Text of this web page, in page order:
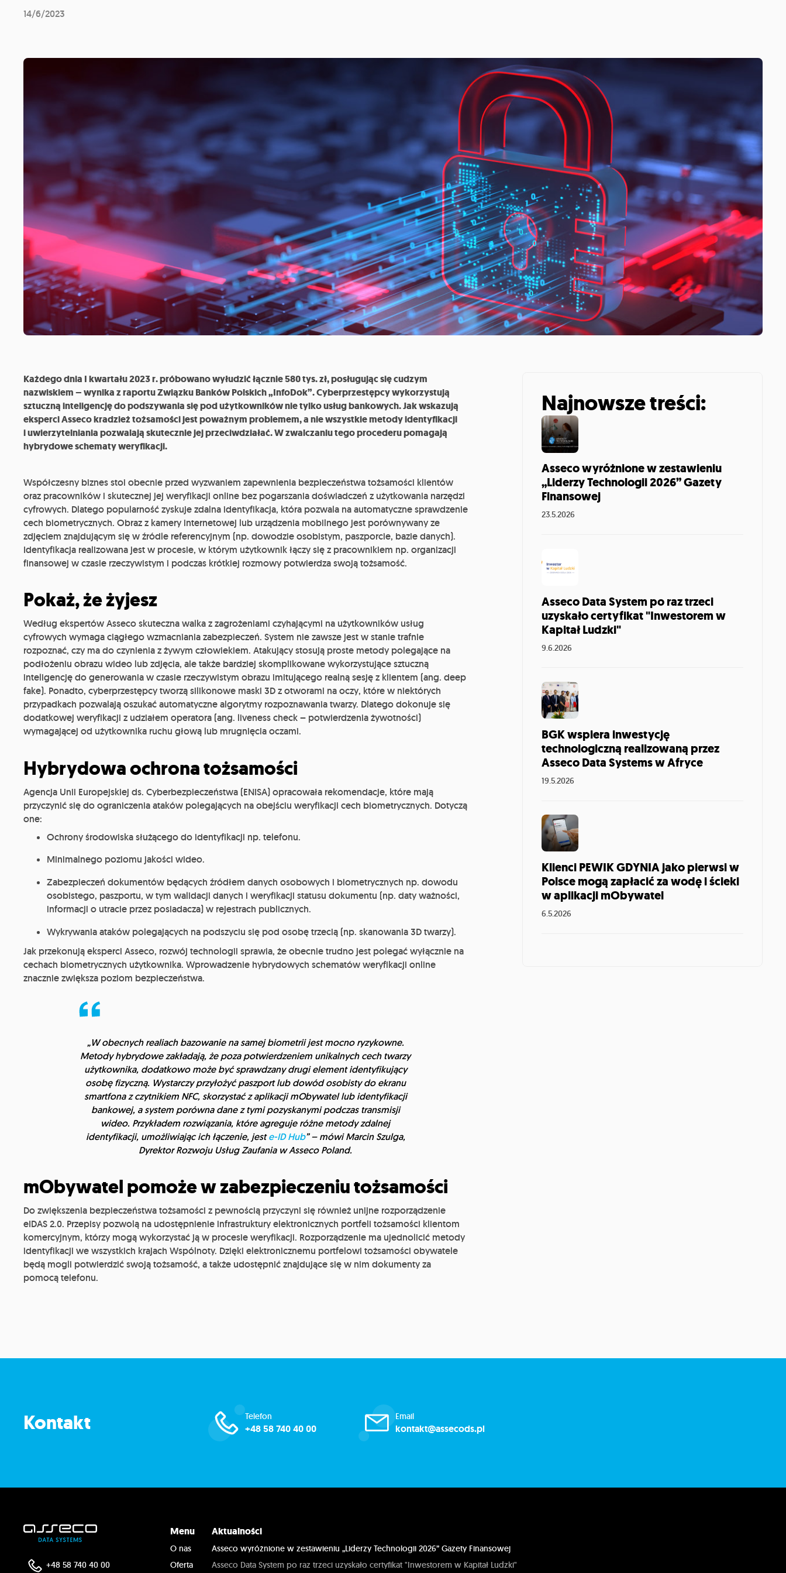
14/6/2023
Każdego dnia I kwartału 2023 r. próbowano wyłudzić łącznie 580 tys. zł, posługując się cudzym
nazwiskiem – wynika z raportu Związku Banków Polskich „InfoDok”. Cyberprzestępcy wykorzystują
sztuczną inteligencję do podszywania się pod użytkowników nie tylko usług bankowych. Jak wskazują
eksperci Asseco kradzież tożsamości jest poważnym problemem, a nie wszystkie metody identyfikacji
i uwierzytelniania pozwalają skutecznie jej przeciwdziałać. W zwalczaniu tego procederu pomagają
hybrydowe schematy weryfikacji.
Współczesny biznes stoi obecnie przed wyzwaniem zapewnienia bezpieczeństwa tożsamości klientów
oraz pracowników i skutecznej jej weryfikacji online bez pogarszania doświadczeń z użytkowania narzędzi
cyfrowych. Dlatego popularność zyskuje zdalna identyfikacja, która pozwala na automatyczne sprawdzenie
cech biometrycznych. Obraz z kamery internetowej lub urządzenia mobilnego jest porównywany ze
zdjęciem znajdującym się w źródle referencyjnym (np. dowodzie osobistym, paszporcie, bazie danych).
Identyfikacja realizowana jest w procesie, w którym użytkownik łączy się z pracownikiem np. organizacji
finansowej w czasie rzeczywistym i podczas krótkiej rozmowy potwierdza swoją tożsamość.
Pokaż, że żyjesz
Według ekspertów Asseco skuteczna walka z zagrożeniami czyhającymi na użytkowników usług
cyfrowych wymaga ciągłego wzmacniania zabezpieczeń. System nie zawsze jest w stanie trafnie
rozpoznać, czy ma do czynienia z żywym człowiekiem. Atakujący stosują proste metody polegające na
podłożeniu obrazu wideo lub zdjęcia, ale także bardziej skomplikowane wykorzystujące sztuczną
inteligencję do generowania w czasie rzeczywistym obrazu imitującego realną sesję z klientem (ang. deep
fake). Ponadto, cyberprzestępcy tworzą silikonowe maski 3D z otworami na oczy, które w niektórych
przypadkach pozwalają oszukać automatyczne algorytmy rozpoznawania twarzy. Dlatego dokonuje się
dodatkowej weryfikacji z udziałem operatora (ang. liveness check – potwierdzenia żywotności)
wymagającej od użytkownika ruchu głową lub mrugnięcia oczami.
Hybrydowa ochrona tożsamości
Agencja Unii Europejskiej ds. Cyberbezpieczeństwa (ENISA) opracowała rekomendacje, które mają
przyczynić się do ograniczenia ataków polegających na obejściu weryfikacji cech biometrycznych. Dotyczą
one:
Ochrony środowiska służącego do identyfikacji np. telefonu.
Minimalnego poziomu jakości wideo.
Zabezpieczeń dokumentów będących źródłem danych osobowych i biometrycznych np. dowodu
osobistego, paszportu, w tym walidacji danych i weryfikacji statusu dokumentu (np. daty ważności,
informacji o utracie przez posiadacza) w rejestrach publicznych.
Wykrywania ataków polegających na podszyciu się pod osobę trzecią (np. skanowania 3D twarzy).
Jak przekonują eksperci Asseco, rozwój technologii sprawia, że obecnie trudno jest polegać wyłącznie na
cechach biometrycznych użytkownika. Wprowadzenie hybrydowych schematów weryfikacji online
znacznie zwiększa poziom bezpieczeństwa.
„W obecnych realiach bazowanie na samej biometrii jest mocno ryzykowne.
Metody hybrydowe zakładają, że poza potwierdzeniem unikalnych cech twarzy
użytkownika, dodatkowo może być sprawdzany drugi element identyfikujący
osobę fizyczną. Wystarczy przyłożyć paszport lub dowód osobisty do ekranu
smartfona z czytnikiem NFC, skorzystać z aplikacji mObywatel lub identyfikacji
bankowej, a system porówna dane z tymi pozyskanymi podczas transmisji
wideo. Przykładem rozwiązania, które agreguje różne metody zdalnej
identyfikacji, umożliwiając ich łączenie, jeste-ID Hub” – mówi Marcin Szulga,
Dyrektor Rozwoju Usług Zaufania w Asseco Poland.
mObywatel pomoże w zabezpieczeniu tożsamości
Do zwiększenia bezpieczeństwa tożsamości z pewnością przyczyni się również unijne rozporządzenie
eIDAS 2.0. Przepisy pozwolą na udostępnienie infrastruktury elektronicznych portfeli tożsamości klientom
komercyjnym, którzy mogą wykorzystać ją w procesie weryfikacji. Rozporządzenie ma ujednolicić metody
identyfikacji we wszystkich krajach Wspólnoty. Dzięki elektronicznemu portfelowi tożsamości obywatele
będą mogli potwierdzić swoją tożsamość, a także udostępnić znajdujące się w nim dokumenty za
pomocą telefonu.
Najnowsze treści:
Asseco wyróżnione w zestawieniu
„Liderzy Technologii 2026” Gazety
Finansowej
23.5.2026
Asseco Data System po raz trzeci
uzyskało certyfikat "Inwestorem w
Kapitał Ludzki"
9.6.2026
BGK wspiera inwestycję
technologiczną realizowaną przez
Asseco Data Systems w Afryce
19.5.2026
Klienci PEWIK GDYNIA jako pierwsi w
Polsce mogą zapłacić za wodę i ścieki
w aplikacji mObywatel
6.5.2026
Kontakt Telefon
+48 58 740 40 00
Email
kontakt@assecods.pl
+48 58 740 40 00
Menu
O nas
Oferta
Aktualności
Asseco wyróżnione w zestawieniu „Liderzy Technologii 2026” Gazety Finansowej
Asseco Data System po raz trzeci uzyskało certyfikat "Inwestorem w Kapitał Ludzki"